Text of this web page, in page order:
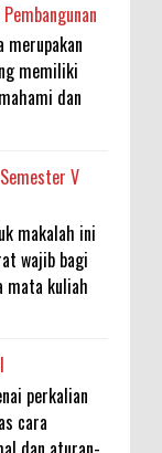
memiliki
dan
V
makalah ini
wajib bagi
mata kuliah
perkalian
cara